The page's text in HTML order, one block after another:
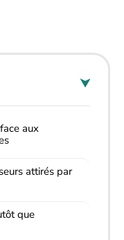
aux
attirés par
que